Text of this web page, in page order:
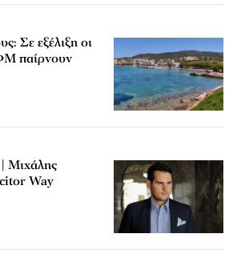
Σε εξέλιξη οι
παίρνουν
Μιχάλης
Way